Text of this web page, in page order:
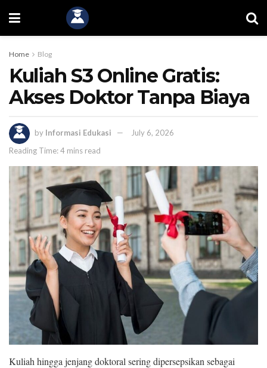
Home Blog
Kuliah S3 Online Gratis:
Akses Doktor Tanpa Biaya
by Informasi Edukasi
July 6, 2026
Reading Time: 4 mins read
Kuliah hingga jenjang doktoral sering dipersepsikan sebagai